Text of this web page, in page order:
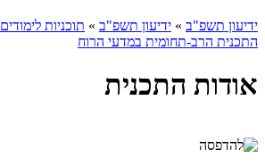
ידיעון תשפ"ב » ידיעון תשפ"ב » תוכניות לימודים
התכנית הרב-תחומית במדעי הרוח
אודות התכנית